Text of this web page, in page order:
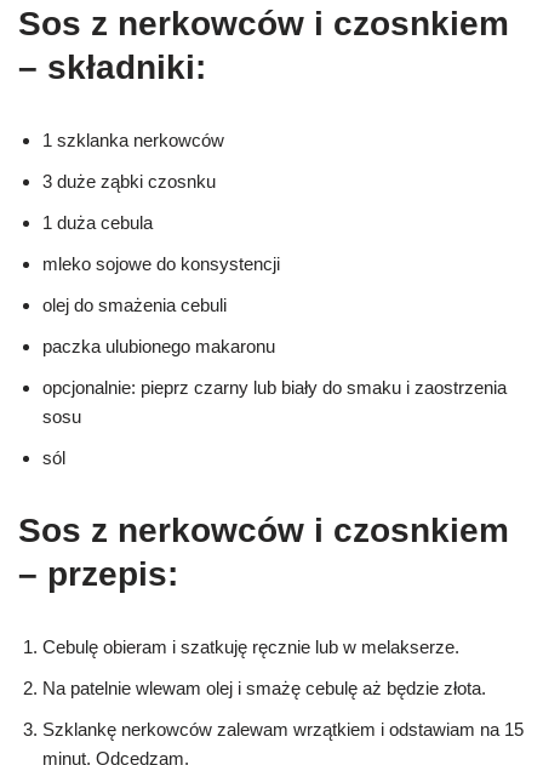
Sos z nerkowców i czosnkiem
– składniki:
1 szklanka nerkowców
3 duże ząbki czosnku
1 duża cebula
mleko sojowe do konsystencji
olej do smażenia cebuli
paczka ulubionego makaronu
opcjonalnie: pieprz czarny lub biały do smaku i zaostrzenia
sosu
sól
Sos z nerkowców i czosnkiem
– przepis:
Cebulę obieram i szatkuję ręcznie lub w melakserze.
Na patelnie wlewam olej i smażę cebulę aż będzie złota.
Szklankę nerkowców zalewam wrzątkiem i odstawiam na 15
minut. Odcedzam.